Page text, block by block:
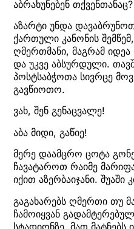
აბრახუნებენ თქვენთანაც?
აზარტი უნდა
ქართული კანონის
ღმერთმანი, მაგრამ
და უკვე აბსურდული.
პოსტსაბჭოთა სივრცე
გავწიოთო.
ვახ, შენ გენაცვალე!
აბა მიდი, გაწიე!
მერე დაამცრო ცოტა
ჩავატაროთ რაიმე
იქით აზერბაიჯანი. შუაში
გაგახარებს ღმერთი თუ
ჩამოიყვან
სტადიონზე, მათ მატჩებს